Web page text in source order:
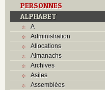
PERSONNES
ALPHABET
A
Administration
Allocations
Almanachs
Archives
Asiles
Assemblées